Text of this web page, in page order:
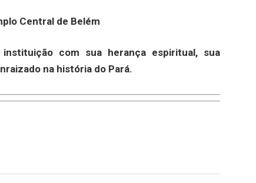
Central de Belém
com sua herança espiritual, sua
na história do Pará.